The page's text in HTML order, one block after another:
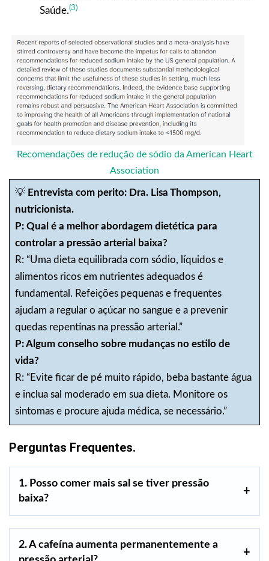
Saúde.(3)
Recomendações de redução de sódio da American Heart
Association
💡 Entrevista com perito: Dra. Lisa Thompson,
nutricionista.
P: Qual é a melhor abordagem dietética para
controlar a pressão arterial baixa?
R: “Uma dieta equilibrada com sódio, líquidos e
alimentos ricos em nutrientes adequados é
fundamental. Refeições pequenas e frequentes
ajudam a regular o açúcar no sangue e a prevenir
quedas repentinas na pressão arterial.”
P: Algum conselho sobre mudanças no estilo de
vida?
R: “Evite ficar de pé muito rápido, beba bastante água
e inclua sal moderado em sua dieta. Monitore os
sintomas e procure ajuda médica, se necessário.”
Perguntas Frequentes.
1. Posso comer mais sal se tiver pressão
baixa?
2. A cafeína aumenta permanentemente a